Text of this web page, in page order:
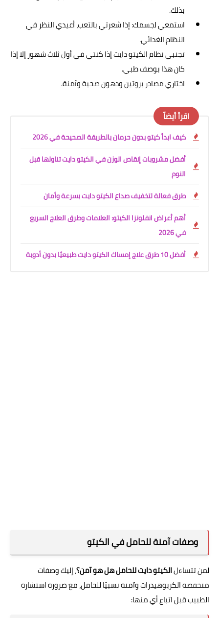
بذلك.
استمعي لجسمك: إذا شعرتي بالتعب، أعيدي النظر في
النظام الغذائي.
تجنبي نظام الكيتو دايت إذا كنتي في أول ثلاث شهور إلا إذا
كان هذا بوصف طبي.
اختاري مصادر بروتين ودهون صحية وآمنة.
اقرأ أيضاً
كيف ابدأ كيتو بدون حرمان بالطريقة الصحيحة في 2026
أفضل مشروبات إنقاص الوزن في الكيتو دايت تناولها قبل
النوم
طرق فعالة لتخفيف صداع الكيتو دايت بسرعة وأمان
أهم أعراض انفلونزا الكيتو: العلامات وطرق العلاج السريع
في 2026
أفضل 10 طرق علاج إمساك الكيتو دايت طبيعيًا بدون أدوية
وصفات آمنة للحامل في الكيتو
لمن تتساءلالكيتو دايت للحامل هل هو آمن؟، إليك وصفات
منخفضة الكربوهيدرات وآمنة نسبيًا للحامل، مع ضرورة استشارة
الطبيب قبل اتباع أي منها: